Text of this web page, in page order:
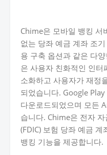
Chime은 모바일 뱅킹 서
없는 당좌 예금 계좌 조
용 구축 옵션과 같은 다
은 사용자 친화적인 인
소화하고 사용자가 재정
되었습니다. Google
다운로드되었으며 모든
습니다. Chime은 전자
(FDIC) 보험 당좌 예금
뱅킹 기능을 제공합니다.